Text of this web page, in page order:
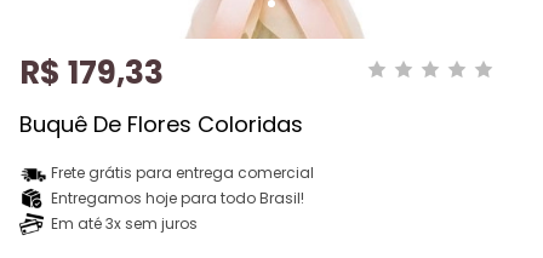
R$ 179,33
Buquê De Flores Coloridas
Frete grátis para entrega comercial
Entregamos hoje para todo Brasil!
Em até 3x sem juros